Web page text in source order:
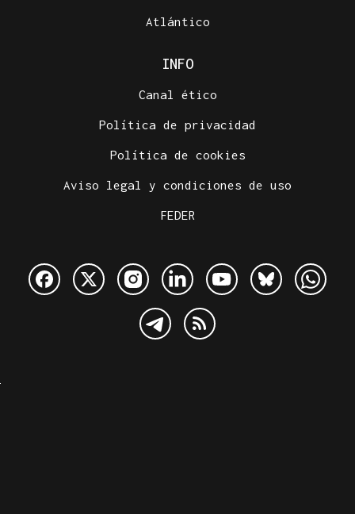
Atlántico
INFO
Canal ético
Política de privacidad
Política de cookies
Aviso legal y condiciones de uso
FEDER